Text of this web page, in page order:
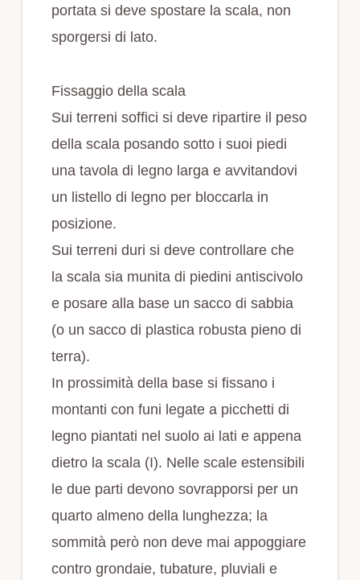
portata si deve spostare la scala, non
sporgersi di lato.
Fissaggio della scala
Sui terreni soffici si deve ripartire il peso
della scala posando sotto i suoi piedi
una tavola di legno larga e avvitandovi
un listello di legno per bloccarla in
posizione.
Sui terreni duri si deve controllare che
la scala sia munita di piedini antiscivolo
e posare alla base un sacco di sabbia
(o un sacco di plastica robusta pieno di
terra).
In prossimità della base si fissano i
montanti con funi legate a picchetti di
legno piantati nel suolo ai lati e appena
dietro la scala (I). Nelle scale estensibili
le due parti devono sovrapporsi per un
quarto almeno della lunghezza; la
sommità però non deve mai appoggiare
contro grondaie, tubature, pluviali e